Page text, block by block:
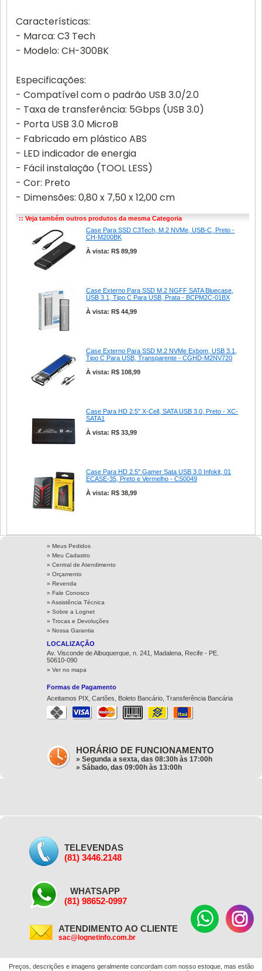
Características:
- Marca: C3 Tech
- Modelo: CH-300BK
Especificações:
- Compatível com o padrão USB 3.0/2.0
- Taxa de transferência: 5Gbps (USB 3.0)
- Porta USB 3.0 MicroB
- Fabricado em plástico ABS
- LED indicador de energia
- Fácil instalação (TOOL LESS)
- Cor: Preto
- Dimensões: 0,80 x 7,50 x 12,00 cm
:: Veja também outros produtos da mesma Categoria
Case Para SSD C3Tech, M.2 NVMe, USB-C, Preto -
CH-M200BK
À vista: R$ 89,99
Case Externo Para SSD M.2 NGFF SATA Bluecase,
USB 3.1, Tipo C Para USB, Prata - BCPM2C-01BX
À vista: R$ 44,99
Case Externo Para SSD M.2 NVMe Exbom, USB 3.1,
Tipo C Para USB, Transparente - CGHD-M2NV720
À vista: R$ 108,99
Case Para HD 2.5" X-Cell, SATA USB 3.0, Preto - XC-
SATA1
À vista: R$ 33,99
Case Para HD 2.5" Gamer Sata USB 3.0 Infokit, 01
ECASE-35, Preto e Vermelho - CS0049
À vista: R$ 38,99
» Meus Pedidos
» Meu Cadastro
» Central de Atendimento
» Orçamento
» Revenda
» Fale Conosco
» Assistência Técnica
» Sobre a Lognet
» Trocas e Devoluções
» Nossa Garantia
LOCALIZAÇÃO
Av. Visconde de Albuquerque, n. 241, Madalena, Recife - PE.
50610-090
» Ver no mapa
Formas de Pagamento
Aceitamos PIX, Cartões, Boleto Bancário, Transferência Bancária
HORÁRIO DE FUNCIONAMENTO
» Segunda a sexta, das 08:30h às 17:00h
» Sábado, das 09:00h às 13:00h
TELEVENDAS
(81) 3446.2148
WHATSAPP
(81) 98652-0997
ATENDIMENTO AO CLIENTE
sac@lognetinfo.com.br
Preços, descrições e imagens geralmente concordam com nosso estoque, mas estão